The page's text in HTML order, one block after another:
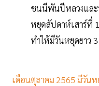
ชนนีพันปีหลวงและ
หยุดสัปดาห์เสาร์ที่
ทำให้มีวันหยุดยาว
เดือนตุลาคม 2565 มีวันห